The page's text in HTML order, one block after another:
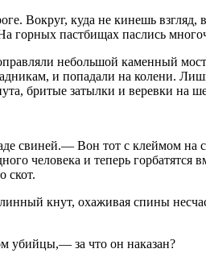
Вокруг, куда не кинешь
пастбищах паслись
небольшой каменный
и попадали на колени.
бритые затылки и веревки на
свиней.— Вон тот с клеймом
человека и теперь
скот.
кнут, охаживая спины
убийцы,— за что он наказан?